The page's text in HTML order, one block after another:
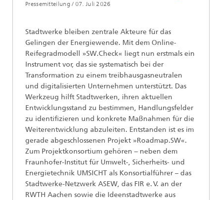
Pressemitteilung / 07. Juli 2026
Stadtwerke bleiben zentrale Akteure für das
Gelingen der Energiewende. Mit dem Online-
Reifegradmodell »SW.Check« liegt nun erstmals ein
Instrument vor, das sie systematisch bei der
Transformation zu einem treibhausgasneutralen
und digitalisierten Unternehmen unterstützt. Das
Werkzeug hilft Stadtwerken, ihren aktuellen
Entwicklungsstand zu bestimmen, Handlungsfelder
zu identifizieren und konkrete Maßnahmen für die
Weiterentwicklung abzuleiten. Entstanden ist es im
gerade abgeschlossenen Projekt »Roadmap.SW«.
Zum Projektkonsortium gehören – neben dem
Fraunhofer-Institut für Umwelt-, Sicherheits- und
Energietechnik UMSICHT als Konsortialführer – das
Stadtwerke-Netzwerk ASEW, das FIR e. V. an der
RWTH Aachen sowie die Ideenstadtwerke aus